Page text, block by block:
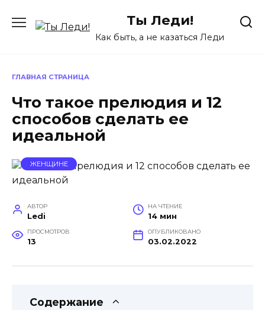
содержанию
Ты Леди!
Как быть, а не казаться Леди
ГЛАВНАЯ СТРАНИЦА
Что такое прелюдия и 12
способов сделать ее
идеальной
ЖЕНЩИНЕ
АВТОР
Ledi
НА ЧТЕНИЕ
14 мин
ПРОСМОТРОВ
13
ОПУБЛИКОВАНО
03.02.2022
Содержание